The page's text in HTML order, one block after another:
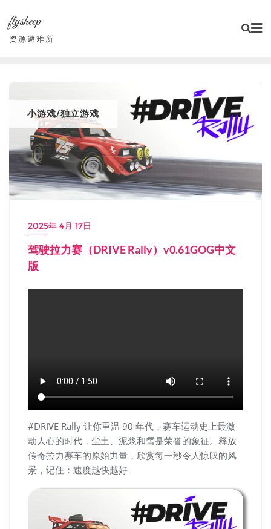
content
flysheep
资源避难所
小游戏/独立游戏
2025年 4月 17日
驾驶拉力赛（DRIVE Rally）v0.61GOG中文
版
#DRIVE Rally 让你重温 90 年代，赛车运动史上最激
动人心的时代，尘土、泥浆和雪是荣誉的象征。释放
传奇拉力赛车的原始力量，欣赏每一秒令人惊叹的风
景，记住：速度越快越好